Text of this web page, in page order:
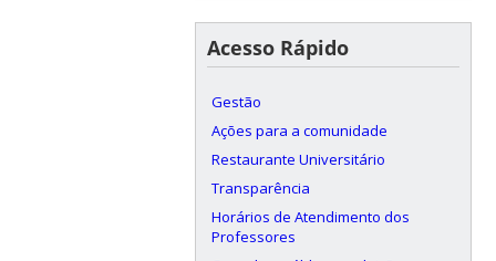
Acesso Rápido
Gestão
Ações para a comunidade
Restaurante Universitário
Transparência
Horários de Atendimento dos
Professores